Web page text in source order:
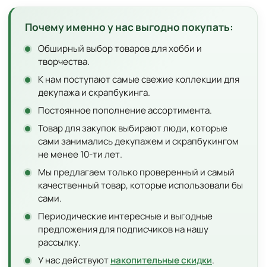
Почему именно у нас выгодно покупать:
Обширный выбор товаров для хобби и
творчества.
К нам поступают самые свежие коллекции для
декупажа и скрапбукинга.
Постоянное пополнение ассортимента.
Товар для закупок выбирают люди, которые
сами занимались декупажем и скрапбукингом
не менее 10-ти лет.
Мы предлагаем только проверенный и самый
качественный товар, которые использовали бы
сами.
Периодические интересные и выгодные
предложения для подписчиков на нашу
рассылку.
У нас действуютнакопительные скидки.